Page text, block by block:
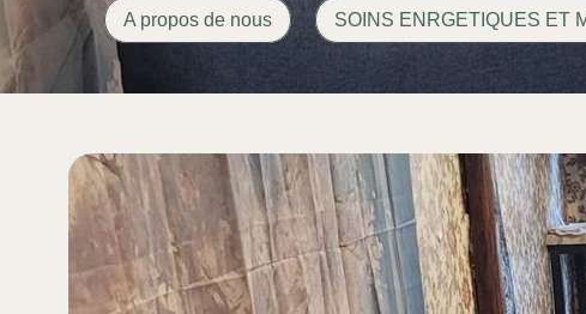
A propos de nous SOINS ENRGETIQUES ET